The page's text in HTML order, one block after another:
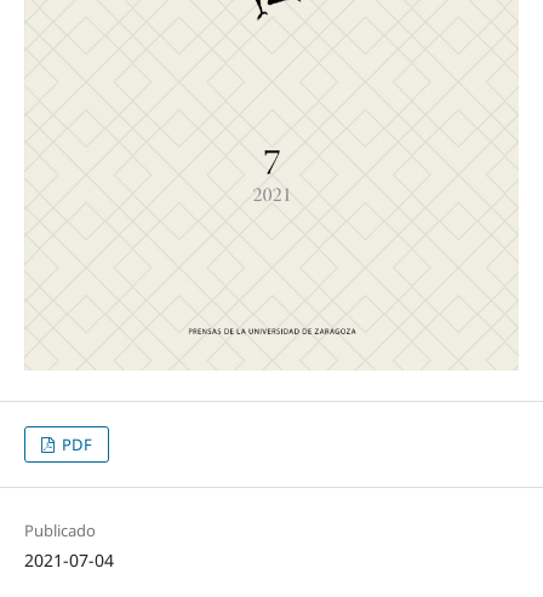
PDF
Publicado
2021-07-04